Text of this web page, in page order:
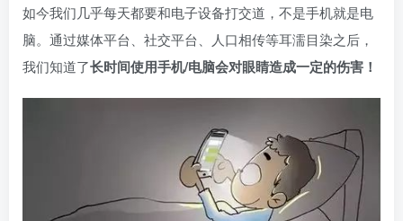
如今我们几乎每天都要和电子设备打交道，不是手机就是电
脑。通过媒体平台、社交平台、人口相传等耳濡目染之后，
我们知道了长时间使用手机/电脑会对眼睛造成一定的伤害！